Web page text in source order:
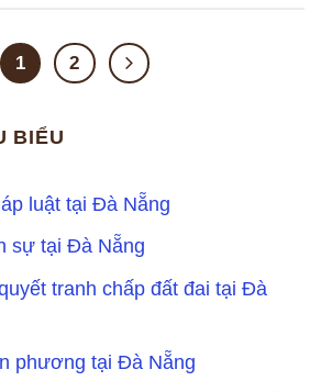
1 2
BIỂU
luật tại Đà Nẵng
sự tại Đà Nẵng
tranh chấp đất đai tại Đà
phương tại Đà Nẵng